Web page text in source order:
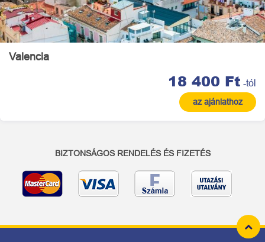
Valencia
18 400 Ft -tól
az ajánlathoz
BIZTONSÁGOS RENDELÉS ÉS FIZETÉS